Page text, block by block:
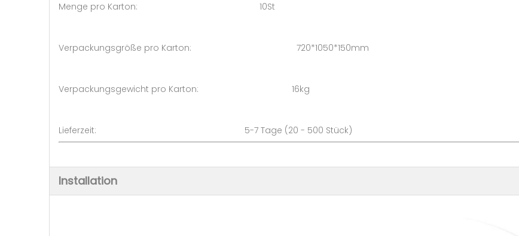
Menge pro Karton: 10St
Verpackungsgröße pro Karton: 720*1050*150mm
Verpackungsgewicht pro Karton: 16kg
Lieferzeit: 5-7 Tage (20 - 500 Stück)
Installation